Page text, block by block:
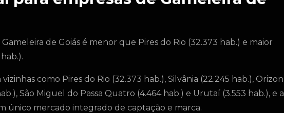
de Goiás é menor que Pires do Rio (32.373 hab.) e maior
como Pires do Rio (32.373 hab.), Silvânia (22.245 hab.),
São Miguel do Passa Quatro (4.464 hab.) e Urutaí (3.553 hab.), e a
único mercado integrado de captação e marca.